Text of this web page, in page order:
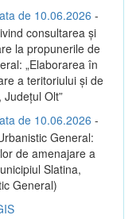
de 10.06.2026 -
consultarea și
la propunerile de
„Elaborarea în
a teritoriului și de
Olt”
de 10.06.2026 -
General:
de amenajare a
Slatina,
General)